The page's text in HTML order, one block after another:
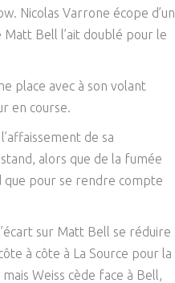
Nicolas Varrone écope d’un
Bell l’ait doublé pour le
place avec à son volant
en course.
de sa
alors que de la fumée
que pour se rendre compte
sur Matt Bell se réduire
à côte à La Source pour la
Weiss cède face à Bell,